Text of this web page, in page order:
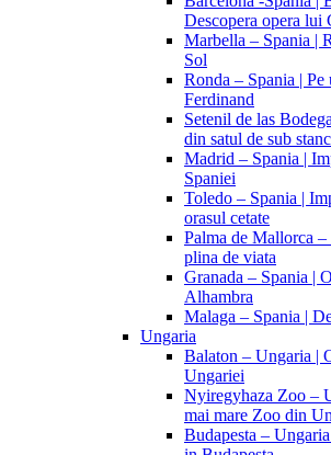
Descopera opera lui
Marbella – Spania |
Sol
Ronda – Spania | Pe
Ferdinand
Setenil de las
din satul de sub
Madrid – Spania |
Spaniei
Toledo – Spania |
orasul cetate
Palma de Mallorca –
plina de viata
Granada – Spania |
Alhambra
Malaga – Spania |
Ungaria
Balaton – Ungaria |
Ungariei
Nyiregyhaza Zoo –
mai mare Zoo din
Budapesta –